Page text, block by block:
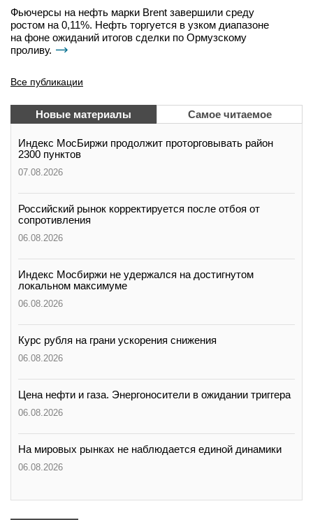
Фьючерсы на нефть марки Brent завершили среду
ростом на 0,11%. Нефть торгуется в узком диапазоне
на фоне ожиданий итогов сделки по Ормузскому
проливу.
Все публикации
Новые материалы Самое читаемое
Индекс МосБиржи продолжит проторговывать район
2300 пунктов
07.08.2026
Российский рынок корректируется после отбоя от
сопротивления
06.08.2026
Индекс Мосбиржи не удержался на достигнутом
локальном максимуме
06.08.2026
Курс рубля на грани ускорения снижения
06.08.2026
Цена нефти и газа. Энергоносители в ожидании триггера
06.08.2026
На мировых рынках не наблюдается единой динамики
06.08.2026